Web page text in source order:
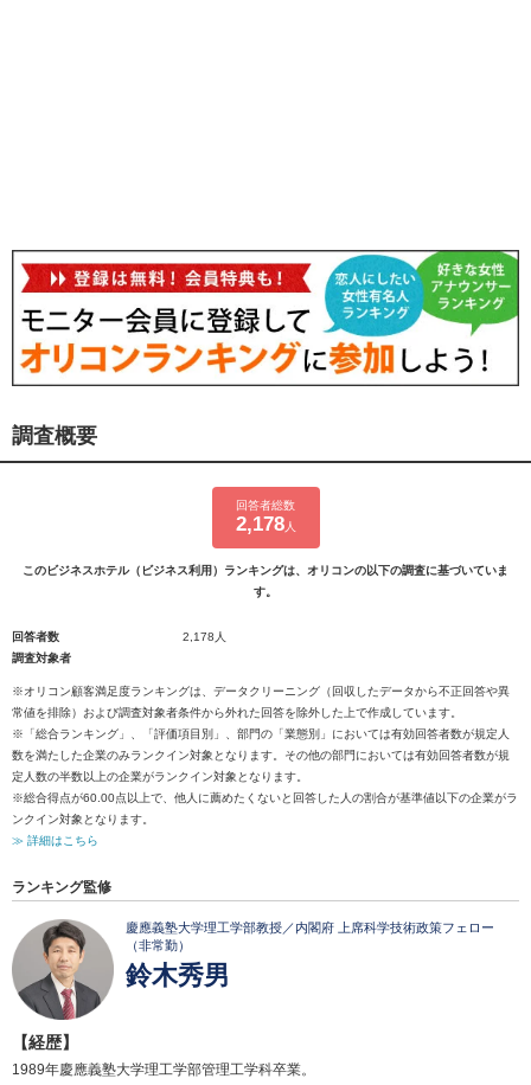
調査概要
回答者総数
2,178人
このビジネスホテル（ビジネス利用）ランキングは、オリコンの以下の調査に基づいていま
す。
回答者数
2,178人
調査対象者
※オリコン顧客満足度ランキングは、データクリーニング（回収したデータから不正回答や異
常値を排除）および調査対象者条件から外れた回答を除外した上で作成しています。
※「総合ランキング」、「評価項目別」、部門の「業態別」においては有効回答者数が規定人
数を満たした企業のみランクイン対象となります。その他の部門においては有効回答者数が規
定人数の半数以上の企業がランクイン対象となります。
※総合得点が60.00点以上で、他人に薦めたくないと回答した人の割合が基準値以下の企業がラ
ンクイン対象となります。
≫ 詳細はこちら
ランキング監修
慶應義塾大学理工学部教授／内閣府 上席科学技術政策フェロー
（非常勤）
鈴木秀男
【経歴】
1989年慶應義塾大学理工学部管理工学科卒業。